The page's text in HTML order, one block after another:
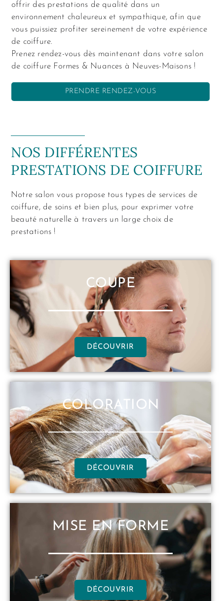
offrir des prestations de qualité dans un
environnement chaleureux et sympathique, afin que
vous puissiez profiter sereinement de votre expérience
de coiffure.
Prenez rendez-vous dès maintenant dans votre salon
de coiffure Formes & Nuances à Neuves-Maisons !
PRENDRE RENDEZ-VOUS
NOS DIFFÉRENTES
PRESTATIONS DE COIFFURE
Notre salon vous propose tous types de services de
coiffure, de soins et bien plus, pour exprimer votre
beauté naturelle à travers un large choix de
prestations !
COUPE
DÉCOUVRIR
COLORATION
DÉCOUVRIR
MISE EN FORME
DÉCOUVRIR